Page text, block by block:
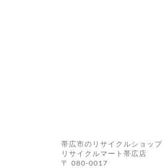
帯広市のリサイクルショップ
リサイクルマート帯広店
〒 080-0017